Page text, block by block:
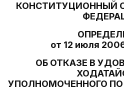
КОНСТИТУЦИОННЫЙ
от 12 июля
ОБ ОТКАЗЕ В
УПОЛНОМОЧЕННОГО